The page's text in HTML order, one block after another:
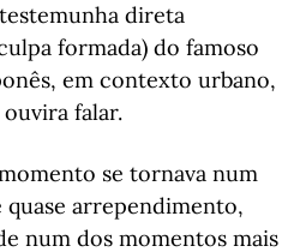
direta
formada) do famoso
em contexto urbano,
falar.
se tornava num
arrependimento,
num dos momentos mais